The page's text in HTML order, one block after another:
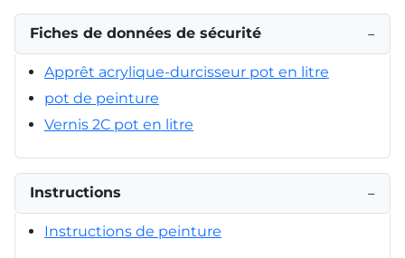
Fiches de données de sécurité −
Apprêt acrylique-durcisseur pot en litre
pot de peinture
Vernis 2C pot en litre
Instructions −
Instructions de peinture